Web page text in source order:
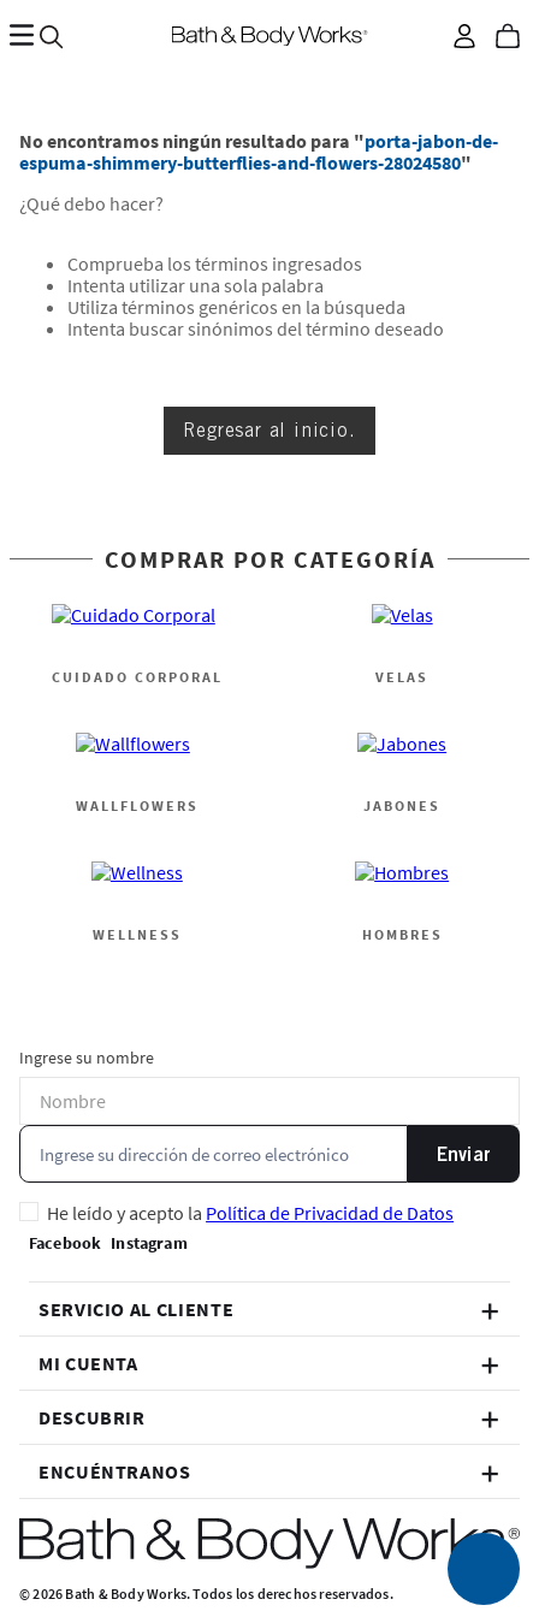
No encontramos ningún resultado para "porta-jabon-de-
espuma-shimmery-butterflies-and-flowers-28024580"
¿Qué debo hacer?
Comprueba los términos ingresados
Intenta utilizar una sola palabra
Utiliza términos genéricos en la búsqueda
Intenta buscar sinónimos del término deseado
Regresar al inicio.
COMPRAR POR CATEGORÍA
CUIDADO CORPORAL VELAS
WALLFLOWERS JABONES
WELLNESS HOMBRES
Ingrese su nombre
Enviar
He leído y acepto la Política de Privacidad de Datos
SERVICIO AL CLIENTE
MI CUENTA
DESCUBRIR
ENCUÉNTRANOS
© 2026 Bath & Body Works. Todos los derechos reservados.